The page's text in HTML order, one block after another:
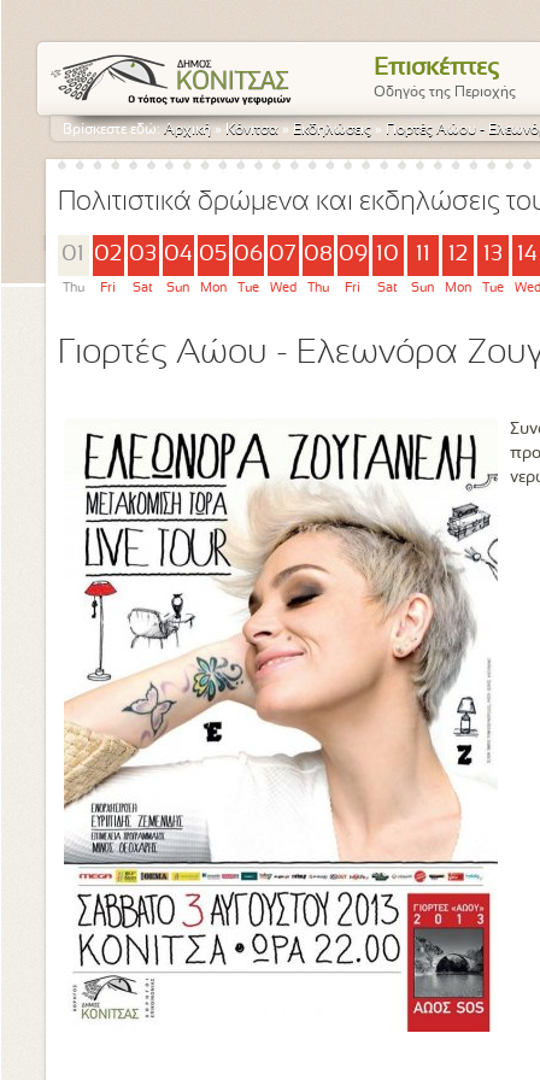
Επισκέπτες
Οδηγός της Περιοχής
Βρίσκεστε εδώ:Αρχική » Κόνιτσα » Εκδηλώσεις » Γιορτές Αώου -
Πολιτιστικά δρώμενα και εκδηλώσεις
01
Thu
02
Fri
03
Sat
04
Sun
05
Mon
06
Tue
07
Wed
08
Thu
09
Fri
10
Sat Sun
12
Mon
13
Tue
14
Wed
Γιορτές Αώου - Ελεωνόρα